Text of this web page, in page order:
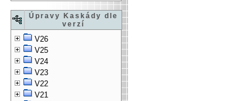
Úpravy Kaskády dle
verzí
V26
V25
V24
V23
V22
V21